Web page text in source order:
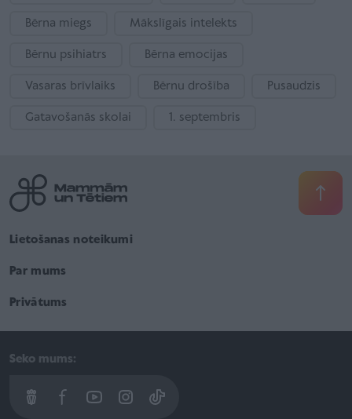
Bērna miegs Mākslīgais intelekts
Bērnu psihiatrs Bērna emocijas
Vasaras brīvlaiks Bērnu drošība Pusaudzis
Gatavošanās skolai 1. septembris
Lietošanas noteikumi
Par mums
Privātums
Seko mums: